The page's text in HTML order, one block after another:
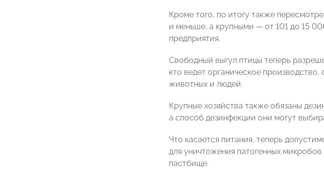
Кроме того, по итогу также
и меньше, а крупными — от 101 до 15
предприятия.
Свободный выгул птицы теперь
кто ведет органическое
животных и людей.
Крупные хозяйства также обязаны
а способ дезинфекции они могут
Что касается питания, теперь
для уничтожения патогенных
пастбище.